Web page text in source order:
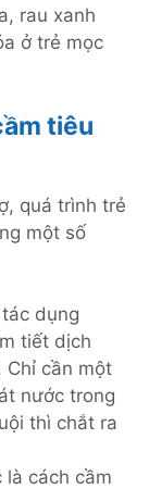
rau xanh
ở trẻ mọc
tiêu
quá trình trẻ
một số
dụng
tiết dịch
Chỉ cần một
nước trong
thì chắt ra
là cách cầm